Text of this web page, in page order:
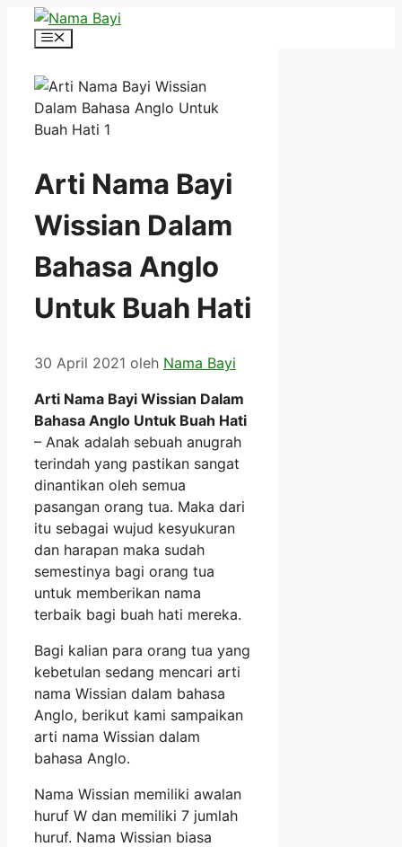
Langsung
Menu
Arti Nama Bayi
Wissian Dalam
Bahasa Anglo
Untuk Buah Hati
30 April 2021 oleh Nama Bayi
Arti Nama Bayi Wissian Dalam
Bahasa Anglo Untuk Buah Hati
– Anak adalah sebuah anugrah
terindah yang pastikan sangat
dinantikan oleh semua
pasangan orang tua. Maka dari
itu sebagai wujud kesyukuran
dan harapan maka sudah
semestinya bagi orang tua
untuk memberikan nama
terbaik bagi buah hati mereka.
Bagi kalian para orang tua yang
kebetulan sedang mencari arti
nama Wissian dalam bahasa
Anglo, berikut kami sampaikan
arti nama Wissian dalam
bahasa Anglo.
Nama Wissian memiliki awalan
huruf W dan memiliki 7 jumlah
huruf. Nama Wissian biasa